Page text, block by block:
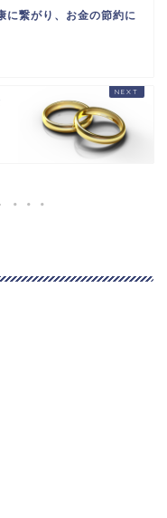
に繋がり、お金の節約に